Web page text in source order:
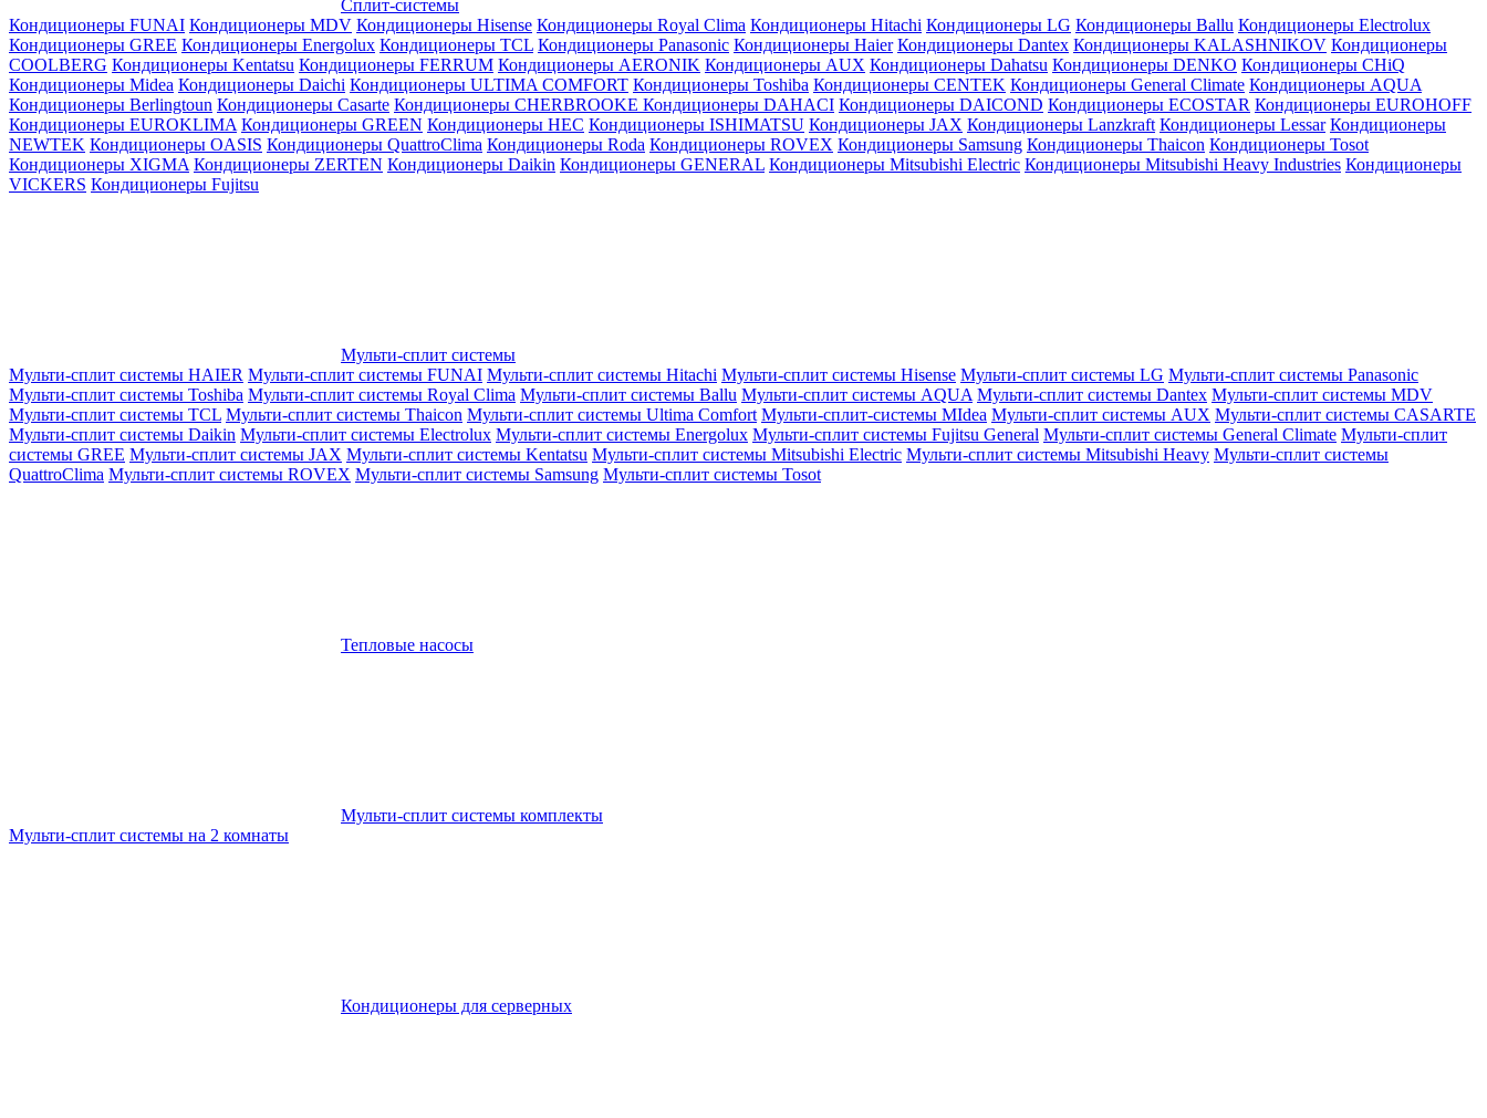
Сплит-системы
Кондиционеры FUNAI Кондиционеры MDV Кондиционеры Hisense Кондиционеры Royal Clima Кондиционеры Hitachi Кондиционеры LG Кондиционеры Ballu Кондиционеры Electrolux
Кондиционеры GREE Кондиционеры Energolux Кондиционеры TCL Кондиционеры Panasonic Кондиционеры Haier Кондиционеры Dantex Кондиционеры KALASHNIKOV Кондиционеры
СOOLBERG Кондиционеры Kentatsu Кондиционеры FERRUM Кондиционеры AERONIK Кондиционеры AUX Кондиционеры Dahatsu Кондиционеры DENKO Кондиционеры CHiQ
Кондиционеры Midea Кондиционеры Daichi Кондиционеры ULTIMA COMFORT Кондиционеры Toshiba Кондиционеры CENTEK Кондиционеры General Climate Кондиционеры AQUA
Кондиционеры Berlingtoun Кондиционеры Casarte Кондиционеры CHERBROOKE Кондиционеры DAHACI Кондиционеры DAICOND Кондиционеры ECOSTAR Кондиционеры EUROHOFF
Кондиционеры EUROKLIMA Кондиционеры GREEN Кондиционеры HEC Кондиционеры ISHIMATSU Кондиционеры JAX Кондиционеры Lanzkraft Кондиционеры Lessar Кондиционеры
NEWTEK Кондиционеры OASIS Кондиционеры QuattroClima Кондиционеры Roda Кондиционеры ROVEX Кондиционеры Samsung Кондиционеры Thaicon Кондиционеры Tosot
Кондиционеры XIGMA Кондиционеры ZERTEN Кондиционеры Daikin Кондиционеры GENERAL Кондиционеры Mitsubishi Electric Кондиционеры Mitsubishi Heavy Industries Кондиционеры
VICKERS Кондиционеры Fujitsu
Мульти-сплит системы
Мульти-сплит системы HAIER Мульти-сплит системы FUNAI Мульти-сплит системы Hitachi Мульти-сплит системы Hisense Мульти-сплит системы LG Мульти-сплит системы Panasonic
Мульти-сплит системы Toshiba Мульти-сплит системы Royal Clima Мульти-сплит системы Ballu Мульти-сплит системы AQUA Мульти-сплит системы Dantex Мульти-сплит системы MDV
Мульти-сплит системы TCL Мульти-сплит системы Thaicon Мульти-сплит системы Ultima Comfort Мульти-сплит-системы MIdea Мульти-сплит системы AUX Мульти-сплит системы CASARTE
Мульти-сплит системы Daikin Мульти-сплит системы Electrolux Мульти-сплит системы Energolux Мульти-сплит системы Fujitsu General Мульти-сплит системы General Climate Мульти-сплит
системы GREE Мульти-сплит системы JAX Мульти-сплит системы Kentatsu Мульти-сплит системы Mitsubishi Electric Мульти-сплит системы Mitsubishi Heavy Мульти-сплит системы
QuattroClima Мульти-сплит системы ROVEX Мульти-сплит системы Samsung Мульти-сплит системы Tosot
Тепловые насосы
Мульти-сплит системы комплекты
Мульти-сплит системы на 2 комнаты
Кондиционеры для серверных